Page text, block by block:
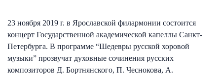
23 ноября 2019 г. в Ярославской филармонии состоится
концерт Государственной академической капеллы Санкт-
Петербурга. В программе “Шедевры русской хоровой
музыки” прозвучат духовные сочинения русских
композиторов Д. Бортнянского, П. Чеснокова, А.